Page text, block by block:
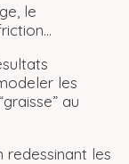
le
les
au
redessinant les